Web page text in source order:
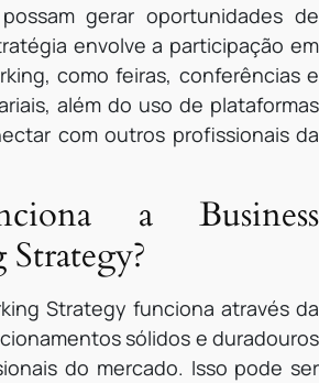
gerar oportunidades de
envolve a participação em
como feiras, conferências e
além do uso de plataformas
com outros profissionais da
a Business
Strategy funciona através da
sólidos e duradouros
do mercado. Isso pode ser